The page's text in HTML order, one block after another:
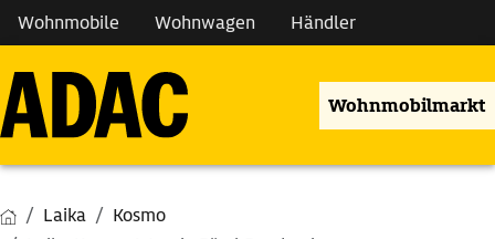
Wohnmobile Wohnwagen Händler
Wohnmobilmarkt
Laika
Kosmo